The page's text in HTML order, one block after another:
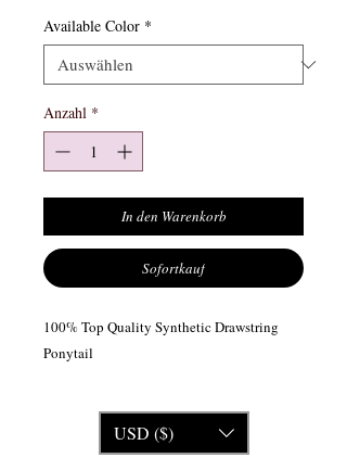
Available Color *
Anzahl *
In den Warenkorb
Sofortkauf
100% Top Quality Synthetic Drawstring
Ponytail
USD ($)